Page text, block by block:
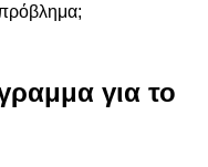
για το